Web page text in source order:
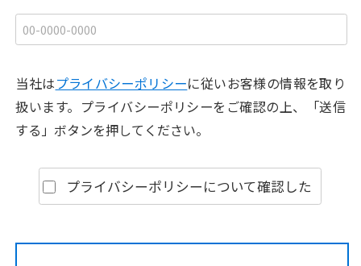
当社はプライバシーポリシーに従いお客様の情報を取り
扱います。 プライバシーポリシーをご確認の上、「送信
する」ボタンを押してください。
プライバシーポリシーについて確認した